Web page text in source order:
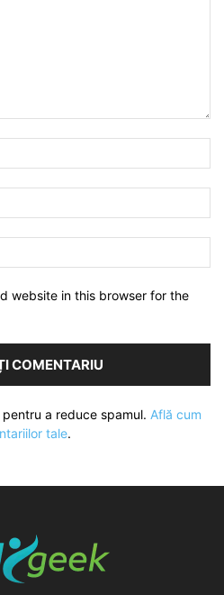
website in this browser for the
a reduce spamul. Află cum
tale.